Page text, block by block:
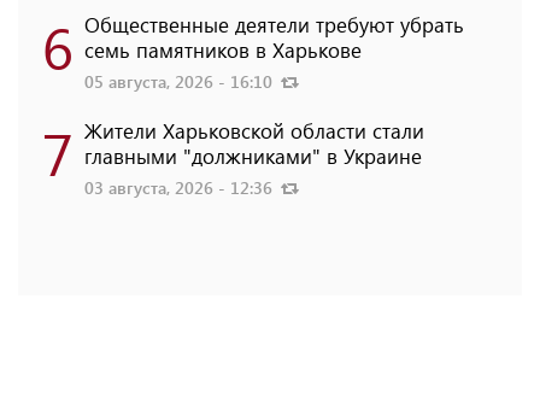
6 Общественные деятели требуют убрать
семь памятников в Харькове
05 августа, 2026 - 16:10
7 Жители Харьковской области стали
главными "должниками" в Украине
03 августа, 2026 - 12:36